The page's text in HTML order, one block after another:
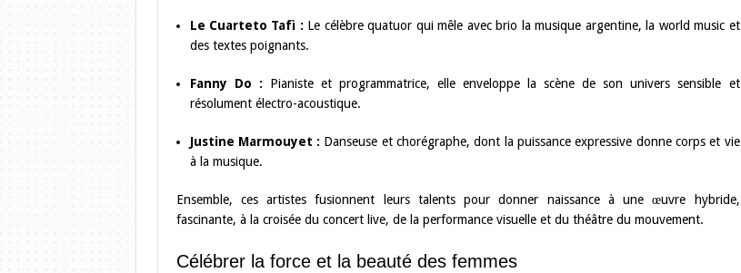
Le Cuarteto Tafì : Le célèbre quatuor qui mêle avec brio la musique argentine, la world music et
des textes poignants.
Fanny Do : Pianiste et programmatrice, elle enveloppe la scène de son univers sensible et
résolument électro-acoustique.
Justine Marmouyet : Danseuse et chorégraphe, dont la puissance expressive donne corps et vie
à la musique.
Ensemble, ces artistes fusionnent leurs talents pour donner naissance à une œuvre hybride,
fascinante, à la croisée du concert live, de la performance visuelle et du théâtre du mouvement.
Célébrer la force et la beauté des femmes